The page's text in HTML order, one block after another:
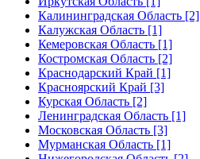
Калининградская Область [2]
Калужская Область [1]
Кемеровская Область [1]
Костромская Область [2]
Краснодарский Край [1]
Красноярский Край [3]
Курская Область [2]
Ленинградская Область [1]
Московская Область [3]
Мурманская Область [1]